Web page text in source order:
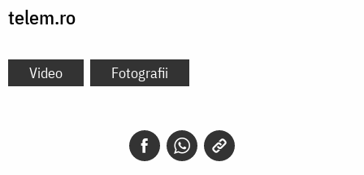
telem.ro
Video Fotografii